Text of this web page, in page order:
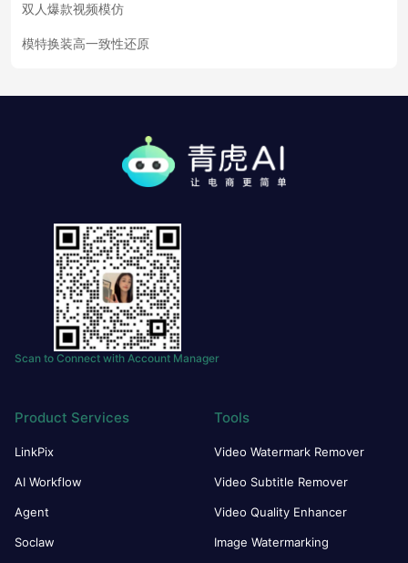
双人爆款视频模仿
模特换装高一致性还原
Scan to Connect with Account Manager
Product Services
LinkPix
AI Workflow
Agent
Soclaw
Tools
Video Watermark Remover
Video Subtitle Remover
Video Quality Enhancer
Image Watermarking